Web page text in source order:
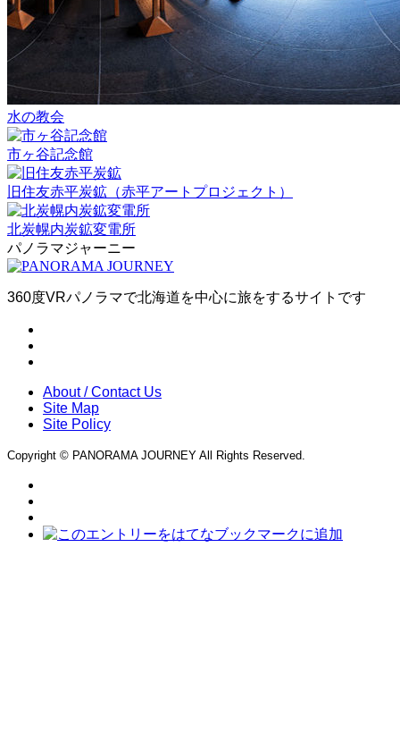
水の教会
市ヶ谷記念館
旧住友赤平炭鉱（赤平アートプロジェクト）
北炭幌内炭鉱変電所
パノラマジャーニー
360度VRパノラマで北海道を中心に旅をするサイトです
About / Contact Us
Site Map
Site Policy
Copyright © PANORAMA JOURNEY All Rights Reserved.